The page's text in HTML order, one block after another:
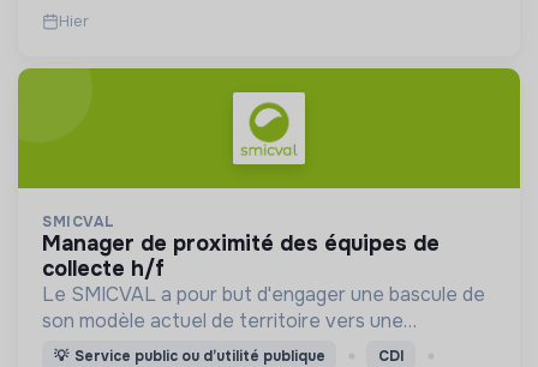
Hier
SMICVAL
manager de proximité des équipes de
collecte h/f
Le SMICVAL a pour but d'engager une bascule de
son modèle actuel de territoire vers une
dynamique positive Zero Waste.
💡 Service public ou d’utilité publique CDI